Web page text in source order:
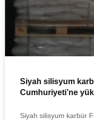
Siyah silisyum
Cumhuriyeti’ne
Siyah silisyum karbür